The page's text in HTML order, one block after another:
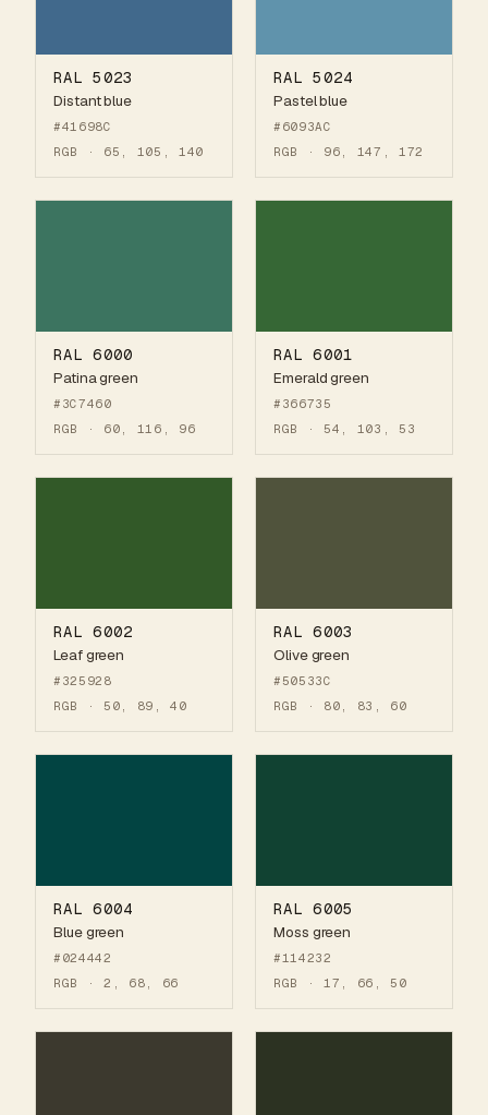
RAL 5023
Distant blue
#41698C
RGB · 65, 105, 140
RAL 5024
Pastel blue
#6093AC
RGB · 96, 147, 172
RAL 6000
Patina green
#3C7460
RGB · 60, 116, 96
RAL 6001
Emerald green
#366735
RGB · 54, 103, 53
RAL 6002
Leaf green
#325928
RGB · 50, 89, 40
RAL 6003
Olive green
#50533C
RGB · 80, 83, 60
RAL 6004
Blue green
#024442
RGB · 2, 68, 66
RAL 6005
Moss green
#114232
RGB · 17, 66, 50